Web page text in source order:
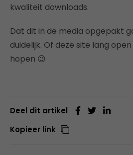
kwaliteit downloads.
Dat dit in de media opgepakt
duidelijk. Of deze site lang
hopen 😉
Deel dit artikel
Kopieer link